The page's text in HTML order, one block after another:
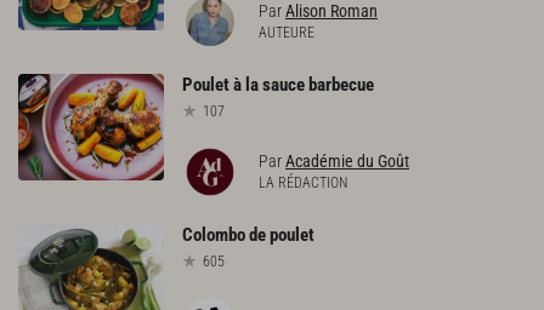
ParAlison Roman
AUTEURE
Pouletà lasauce barbecue
107
ParAcadémie du Goût
LA RÉDACTION
Colombodepoulet
605